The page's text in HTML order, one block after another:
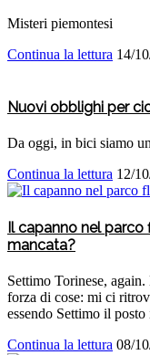
Misteri piemontesi
Continua la lettura 14/
Nuovi obblighi per
Da oggi, in bici siamo
Continua la lettura 12/
Il capanno nel parco
mancata?
Settimo Torinese,
forza di cose: mi ci
essendo Settimo il
Continua la lettura 08/